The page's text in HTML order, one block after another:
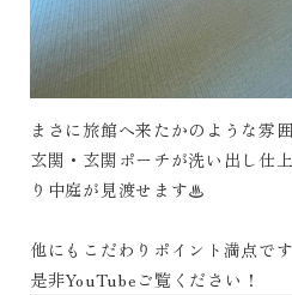
まさに旅館へ来たかのような雰囲
玄関・玄関ポーチが洗い出し仕
り中庭が見渡せます♨
他にもこだわりポイント満点です
是非YouTube ご覧ください！